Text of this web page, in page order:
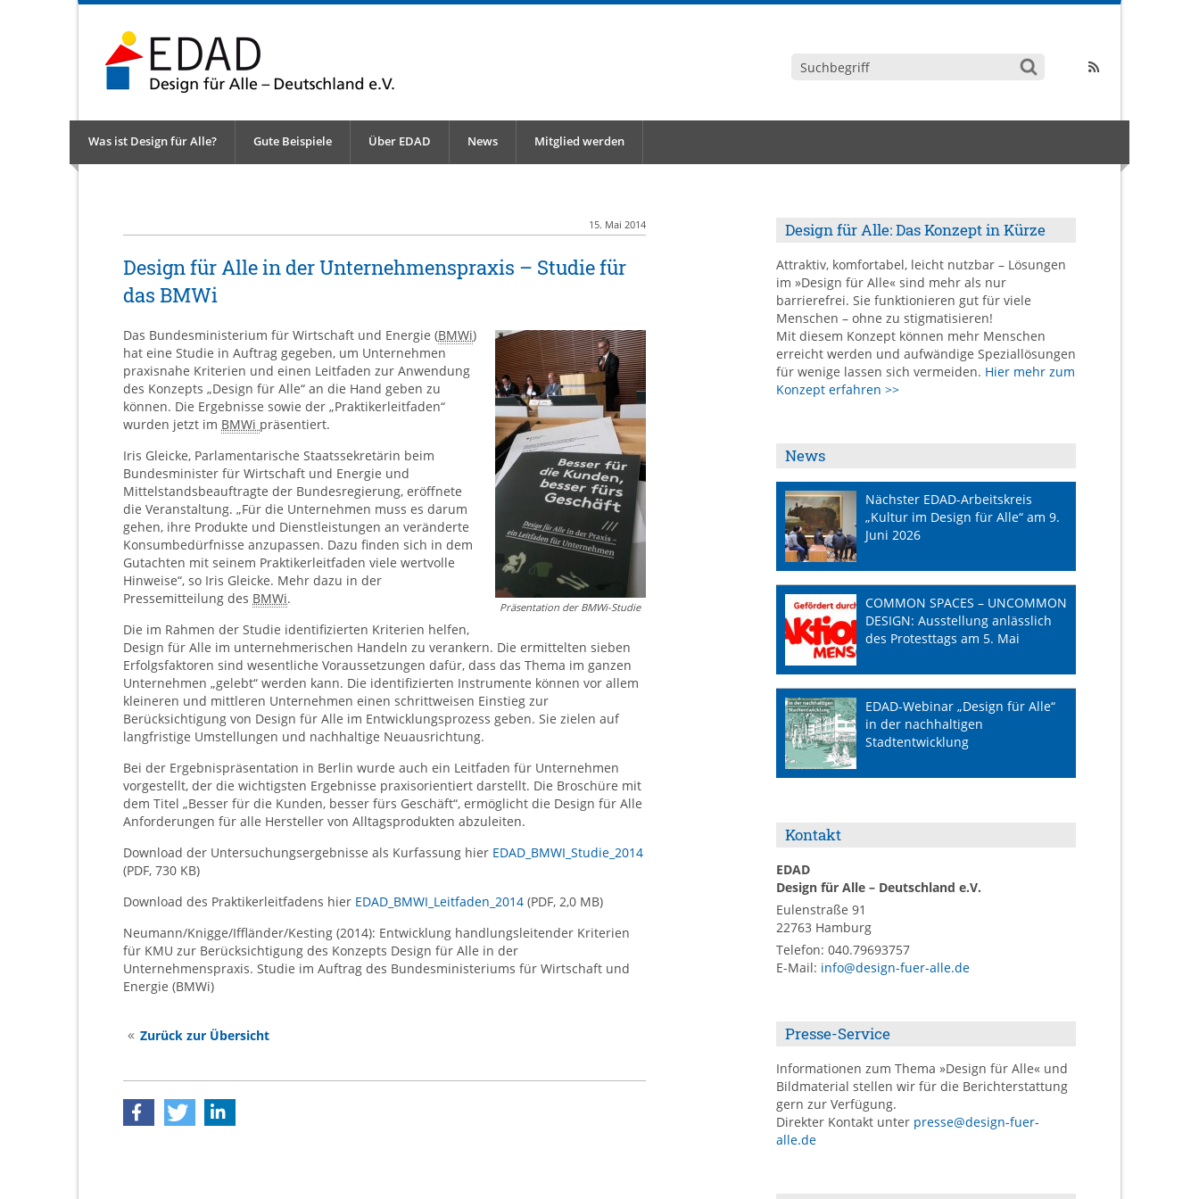
Was ist Design für Alle? Gute Beispiele Über EDAD News Mitglied werden
15. Mai 2014
Design für Alle in der Unternehmenspraxis – Studie für
das BMWi
Präsentation der BMWi-Studie
Das Bundesministerium für Wirtschaft und Energie (BMWi)
hat eine Studie in Auftrag gegeben, um Unternehmen
praxisnahe Kriterien und einen Leitfaden zur Anwendung
des Konzepts „Design für Alle“ an die Hand geben zu
können. Die Ergebnisse sowie der „Praktikerleitfaden“
wurden jetzt im BMWi präsentiert.
Iris Gleicke, Parlamentarische Staatssekretärin beim
Bundesminister für Wirtschaft und Energie und
Mittelstandsbeauftragte der Bundesregierung, eröffnete
die Veranstaltung. „Für die Unternehmen muss es darum
gehen, ihre Produkte und Dienstleistungen an veränderte
Konsumbedürfnisse anzupassen. Dazu finden sich in dem
Gutachten mit seinem Praktikerleitfaden viele wertvolle
Hinweise“, so Iris Gleicke. Mehr dazu in der
Pressemitteilung des BMWi.
Die im Rahmen der Studie identifizierten Kriterien helfen,
Design für Alle im unternehmerischen Handeln zu verankern. Die ermittelten sieben
Erfolgsfaktoren sind wesentliche Voraussetzungen dafür, dass das Thema im ganzen
Unternehmen „gelebt“ werden kann. Die identifizierten Instrumente können vor allem
kleineren und mittleren Unternehmen einen schrittweisen Einstieg zur
Berücksichtigung von Design für Alle im Entwicklungsprozess geben. Sie zielen auf
langfristige Umstellungen und nachhaltige Neuausrichtung.
Bei der Ergebnispräsentation in Berlin wurde auch ein Leitfaden für Unternehmen
vorgestellt, der die wichtigsten Ergebnisse praxisorientiert darstellt. Die Broschüre mit
dem Titel „Besser für die Kunden, besser fürs Geschäft“, ermöglicht die Design für Alle
Anforderungen für alle Hersteller von Alltagsprodukten abzuleiten.
Download der Untersuchungsergebnisse als Kurfassung hier EDAD_BMWI_Studie_2014
(PDF, 730 KB)
Download des Praktikerleitfadens hier EDAD_BMWI_Leitfaden_2014 (PDF, 2,0 MB)
Neumann/Knigge/Iffländer/Kesting (2014): Entwicklung handlungsleitender Kriterien
für KMU zur Berücksichtigung des Konzepts Design für Alle in der
Unternehmenspraxis. Studie im Auftrag des Bundesministeriums für Wirtschaft und
Energie (BMWi)
Zurück zur Übersicht
Design für Alle: Das Konzept in Kürze
Attraktiv, komfortabel, leicht nutzbar – Lösungen
im »Design für Alle« sind mehr als nur
barrierefrei. Sie funktionieren gut für viele
Menschen – ohne zu stigmatisieren!
Mit diesem Konzept können mehr Menschen
erreicht werden und aufwändige Speziallösungen
für wenige lassen sich vermeiden. Hier mehr zum
Konzept erfahren >>
News
Nächster EDAD-Arbeitskreis
„Kultur im Design für Alle“ am 9.
Juni 2026
COMMON SPACES – UNCOMMON
DESIGN: Ausstellung anlässlich
des Protesttags am 5. Mai
EDAD-Webinar „Design für Alle“
in der nachhaltigen
Stadtentwicklung
Kontakt
EDAD
Design für Alle – Deutschland e.V.
Eulenstraße 91
22763 Hamburg
Telefon: 040.79693757
E-Mail: info@design-fuer-alle.de
Presse-Service
Informationen zum Thema »Design für Alle« und
Bildmaterial stellen wir für die Berichterstattung
gern zur Verfügung.
Direkter Kontakt unter presse@design-fuer-
alle.de